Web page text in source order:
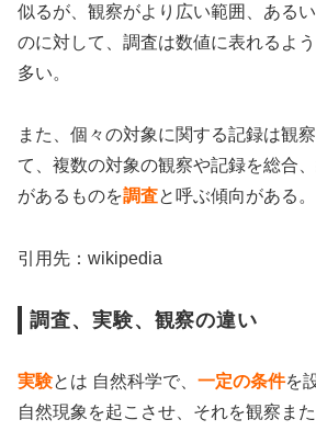
似るが、観察がより広い範囲、ある
のに対して、調査は数値に表れるよ
多い。
また、個々の対象に関する記録は観
て、複数の対象の観察や記録を総合
があるものを調査と呼ぶ傾向がある。
引用先：wikipedia
調査、実験、観察の違い
実験とは 自然科学で、 一定の条件を
自然現象を起こさせ、それを観察ま